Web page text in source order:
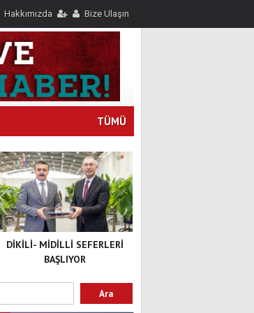
Hakkımızda Bize Ulaşın
TÜMÜ
DİKİLİ- MİDİLLİ SEFERLERİ
BAŞLIYOR